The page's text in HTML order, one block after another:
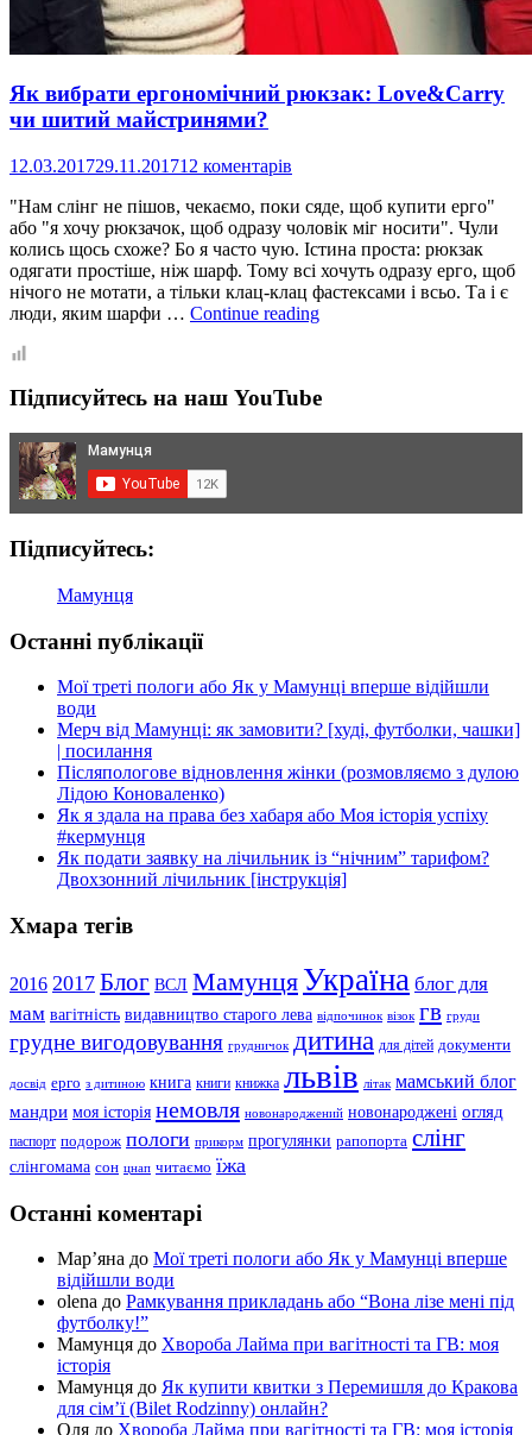
Як вибрати ергономічний рюкзак: Love&Carry
чи шитий майстринями?
12.03.201729.11.201712 коментарів
"Нам слінг не пішов, чекаємо, поки сяде, щоб купити ерго"
або "я хочу рюкзачок, щоб одразу чоловік міг носити". Чули
колись щось схоже? Бо я часто чую. Істина проста: рюкзак
одягати простіше, ніж шарф. Тому всі хочуть одразу ерго, щоб
нічого не мотати, а тільки клац-клац фастексами і всьо. Та і є
люди, яким шарфи … Continue readingЯк
Love&Carry
Підписуйтесь на наш YouTube
Підписуйтесь:
Мамунця
Останні публікації
Мої треті пологи або Як у Мамунці вперше відійшли
води
Мерч від Мамунці: як замовити? [худі, футболки, чашки]
| посилання
Післяпологове відновлення жінки (розмовляємо з дулою
Лідою Коноваленко)
Як я здала на права без хабаря або Моя історія успіху
#кермунця
Як подати заявку на лічильник із “нічним” тарифом?
Двохзонний лічильник [інструкція]
Хмара тегів
2016 2017 Блог ВСЛ МамунцяУкраїна блог для
мам вагітність видавництво старого лева відпочинок візок гв груди
грудне вигодовування грудничок дитина для дітей документи
досвід ерго з дитиною книга книги книжка львів літак мамський блог
мандри моя історія немовля новонароджений новонароджені огляд
паспорт подорож пологи прикорм прогулянки рапопорта слінг
слінгомама сон цнап читаємо їжа
Останні коментарі
Мар’яна до Мої треті пологи або Як у Мамунці вперше
відійшли води
olena до Рамкування прикладань або “Вона лізе мені під
футболку!”
Мамунця до Хвороба Лайма при вагітності та ГВ: моя
історія
Мамунця до Як купити квитки з Перемишля до Кракова
для сім’ї (Bilet Rodzinny) онлайн?
Оля до Хвороба Лайма при вагітності та ГВ: моя історія